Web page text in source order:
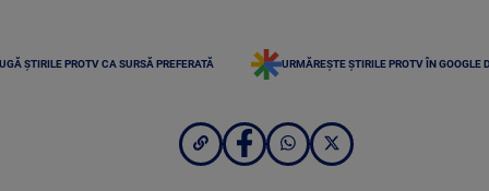
ȘTIRILE PROTV CA SURSĂ PREFERATĂ URMĂREȘTE ȘTIRILE PROTV ÎN GOOGLE